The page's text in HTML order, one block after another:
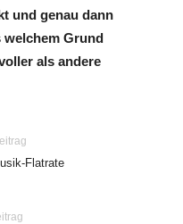
und genau dann
welchem Grund
als andere
Flatrate